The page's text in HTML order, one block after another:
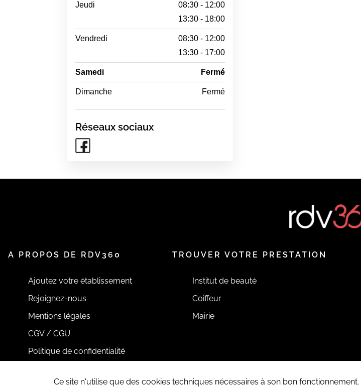
Jeudi
08:30 - 12:00
13:30 - 18:00
Vendredi
08:30 - 12:00
13:30 - 17:00
Samedi Fermé
Dimanche Fermé
Réseaux sociaux
A PROPOS DE RDV360
Ajoutez votre établissement
Rejoignez-nous
Mentions légales
CGV / CGU
Politique de confidentialité
TROUVER VOTRE PRESTATION
Institut de beauté
Coiffeur
Mairie
Ce site n'utilise que des cookies techniques nécessaires à son bon fonctionnement.